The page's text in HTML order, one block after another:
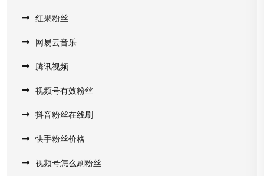
红果粉丝
网易云音乐
腾讯视频
视频号有效粉丝
抖音粉丝在线刷
快手粉丝价格
视频号怎么刷粉丝